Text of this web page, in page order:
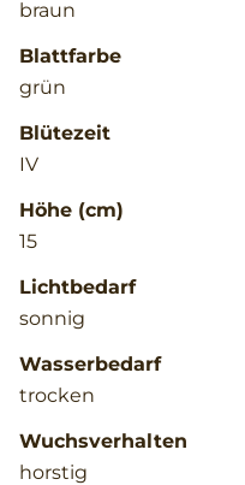
braun
Blattfarbe
grün
Blütezeit
IV
Höhe (cm)
15
Lichtbedarf
sonnig
Wasserbedarf
trocken
Wuchsverhalten
horstig